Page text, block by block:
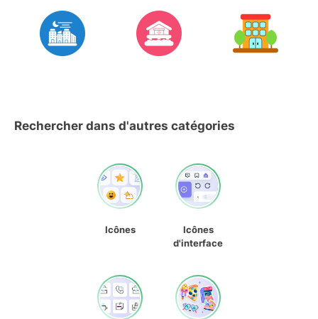
Rechercher dans d'autres catégories
Icônes
Icônes
d'interface